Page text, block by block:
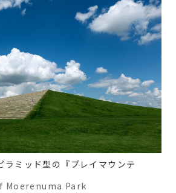
ラミッド型の『プレイマウンテ
Moerenuma Park